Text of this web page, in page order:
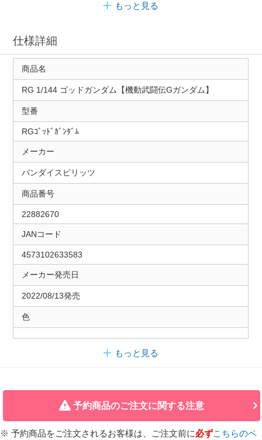
もっと見る
仕様詳細
商品名
RG 1/144 ゴッドガンダム【機動武闘伝Gガンダム】
型番
RGｺﾞｯﾄﾞｶﾞﾝﾀﾞﾑ
メーカー
バンダイスピリッツ
商品番号
22882670
JANコード
4573102633583
メーカー発売日
2022/08/13発売
色
もっと見る
予約商品のご注文に関する注意
※ 予約商品をご注文されるお客様は、ご注文前に必ずこちらのペ